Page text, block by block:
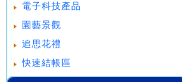
電子科技產品
園藝景觀
追思花禮
快速結帳區